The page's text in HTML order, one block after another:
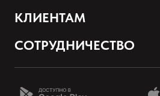
Добавьте фото
Загрузить файл
Добавить отзыв
Sale
Программа лояльности
КЛИЕНТАМ
Оплата и доставка
СОТРУДНИЧЕСТВО
Стать партнером EMI
Школа EMI онлайн